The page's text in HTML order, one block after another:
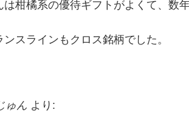
は柑橘系の優待ギフトがよくて、数
ンスラインもクロス銘柄でした。
ゅん より: